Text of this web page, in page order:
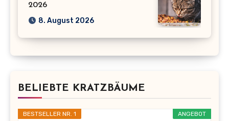
2026
8. August 2026
BELIEBTE KRATZBÄUME
ANGEBOT
BESTSELLER NR. 1